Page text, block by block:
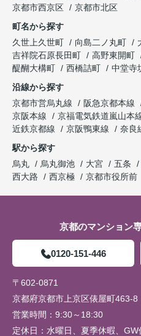
京都市西京区
京都市北区
町名から探す
久世上久世町
向島二ノ丸町
吉祥院石原長田町
高野東開町
醍醐大構町
西橋詰町
中堂寺
沿線から探す
京都市営烏丸線
阪急京都本線
京阪本線
京福電気鉄道嵐山本
近鉄京都線
京阪鴨東線
奈良
駅から探す
烏丸
烏丸御池 大宮 五条
西大路
西京極 京都市役所前
京都のマンション
0120-151-446
〒602-0871
京都府京都市上京区俵屋町463-
営業時間： 9:30～18:30
定休日： 水曜日、夏季休暇、